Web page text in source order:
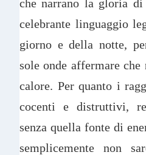
che narrano la gloria
celebrante linguaggio
giorno e della notte,
sole onde affermare
calore. Per quanto i
cocenti e distruttivi,
senza quella fonte di
semplicemente non